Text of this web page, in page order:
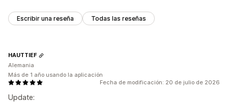
Escribir una reseña Todas las reseñas
Fecha de modificación: 20 de julio de 2026
Update:
HAUTTIEF
Alemania
Más de 1 año usando la aplicación